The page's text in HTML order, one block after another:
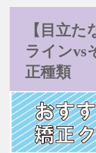
【目立
ラインvs
正種類
運営者情